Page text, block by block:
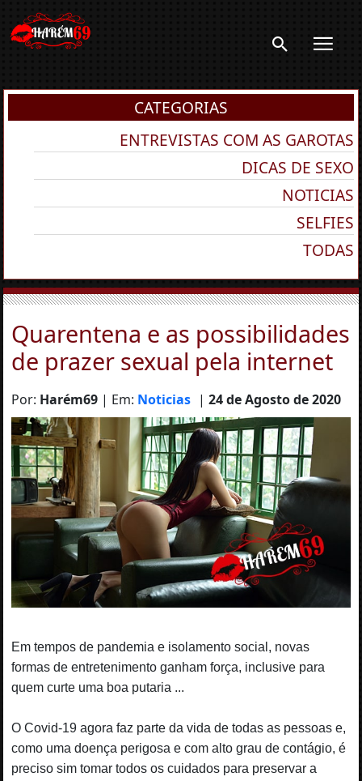
CATEGORIAS
ENTREVISTAS COM AS GAROTAS
DICAS DE SEXO
NOTICIAS
SELFIES
TODAS
Quarentena e as possibilidades
de prazer sexual pela internet
Por: Harém69 | Em: Noticias |24 de Agosto de 2020
Em tempos de pandemia e isolamento social, novas
formas de entretenimento ganham força, inclusive para
quem curte uma boa putaria ...
O Covid-19 agora faz parte da vida de todas as pessoas e,
como uma doença perigosa e com alto grau de contágio, é
preciso sim tomar todos os cuidados para preservar a